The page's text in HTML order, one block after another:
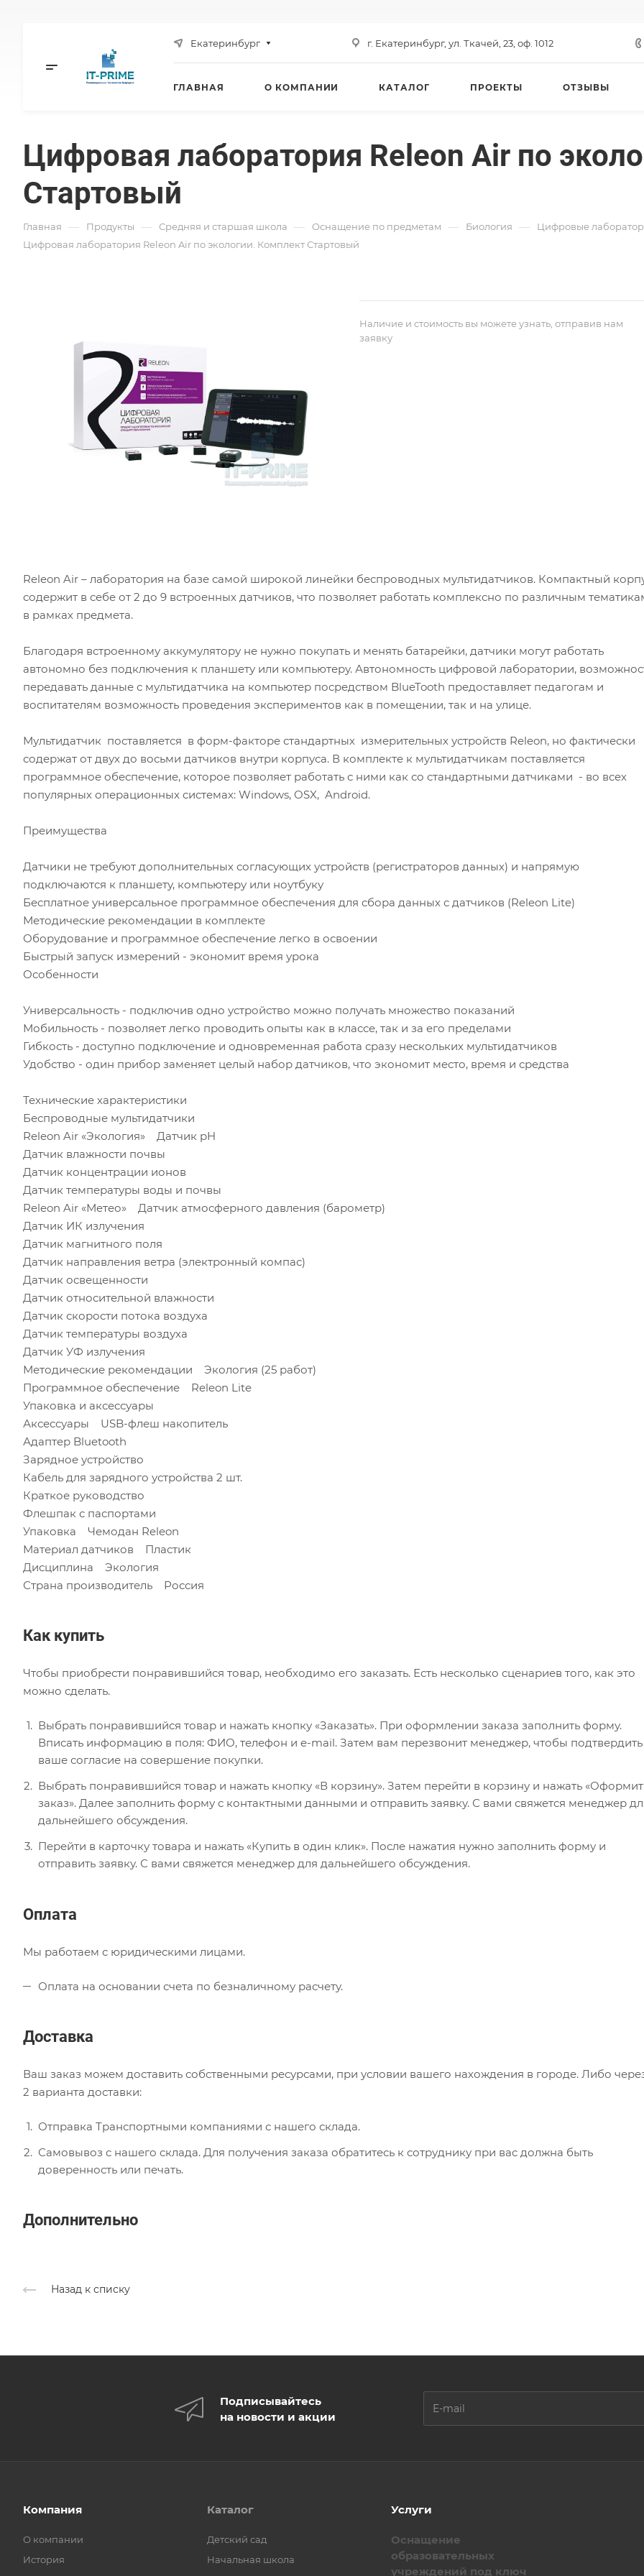
Екатеринбург г. Екатеринбург, ул. Ткачей, 23, оф. 1012
ГЛАВНАЯ О КОМПАНИИ КАТАЛОГ ПРОЕКТЫ ОТЗЫВЫ
Цифровая лаборатория Releon Air по
Стартовый
Главная — Продукты — Средняя и старшая школа — Oснащение по предметам — Биология —
Цифровые
Цифровая лаборатория Releon Air по экологии. Комплект Стартовый
Наличие и стоимость вы можете узнать, отправив нам
заявку
Releon Air – лаборатория на базе самой широкой линейки беспроводных мультидатчиков. Компактный
содержит в себе от 2 до 9 встроенных датчиков, что позволяет работать комплексно по различным
в рамках предмета.
Благодаря встроенному аккумулятору не нужно покупать и менять батарейки, датчики могут работать
автономно без подключения к планшету или компьютеру. Автономность цифровой лаборатории,
передавать данные с мультидатчика на компьютер посредством BlueTooth предоставляет педагогам и
воспитателям возможность проведения экспериментов как в помещении, так и на улице.
Мультидатчик поставляется в форм-факторе стандартных измерительных устройств Releon, но фактически
содержат от двух до восьми датчиков внутри корпуса. В комплекте к мультидатчикам поставляется
программное обеспечение, которое позволяет работать с ними как со стандартными датчиками - во всех
популярных операционных системах: Windows, OSX, Android.
Преимущества
Датчики не требуют дополнительных согласующих устройств (регистраторов данных) и напрямую
подключаются к планшету, компьютеру или ноутбуку
Бесплатное универсальное программное обеспечения для сбора данных с датчиков (Releon Lite)
Методические рекомендации в комплекте
Оборудование и программное обеспечение легко в освоении
Быстрый запуск измерений - экономит время урока
Особенности
Универсальность - подключив одно устройство можно получать множество показаний
Мобильность - позволяет легко проводить опыты как в классе, так и за его пределами
Гибкость - доступно подключение и одновременная работа сразу нескольких мультидатчиков
Удобство - один прибор заменяет целый набор датчиков, что экономит место, время и средства
Технические характеристики
Беспроводные мультидатчики
Releon Air «Экология» Датчик pH
Датчик влажности почвы
Датчик концентрации ионов
Датчик температуры воды и почвы
Releon Air «Метео» Датчик атмосферного давления (барометр)
Датчик ИК излучения
Датчик магнитного поля
Датчик направления ветра (электронный компас)
Датчик освещенности
Датчик относительной влажности
Датчик скорости потока воздуха
Датчик температуры воздуха
Датчик УФ излучения
Методические рекомендации Экология (25 работ)
Программное обеспечение Releon Lite
Упаковка и аксессуары
Аксессуары USB-флеш накопитель
Адаптер Bluetooth
Зарядное устройство
Кабель для зарядного устройства 2 шт.
Краткое руководство
Флешпак с паспортами
Упаковка Чемодан Releon
Материал датчиков Пластик
Дисциплина Экология
Страна производитель Россия
Как купить
Чтобы приобрести понравившийся товар, необходимо его заказать. Есть несколько сценариев того, как это
можно сделать.
Выбрать понравившийся товар и нажать кнопку «Заказать». При оформлении заказа заполнить форму.
Вписать информацию в поля: ФИО, телефон и e-mail. Затем вам перезвонит менеджер, чтобы подтвердить
ваше согласие на совершение покупки.
Выбрать понравившийся товар и нажать кнопку «В корзину». Затем перейти в корзину и нажать
заказ». Далее заполнить форму с контактными данными и отправить заявку. С вами свяжется менеджер
дальнейшего обсуждения.
Перейти в карточку товара и нажать «Купить в один клик». После нажатия нужно заполнить форму и
отправить заявку. С вами свяжется менеджер для дальнейшего обсуждения.
Оплата
Мы работаем с юридическими лицами.
Оплата на основании счета по безналичному расчету.
Доставка
Ваш заказ можем доставить собственными ресурсами, при условии вашего нахождения в городе. Либо
2 варианта доставки:
Отправка Транспортными компаниями с нашего склада.
Самовывоз с нашего склада. Для получения заказа обратитесь к сотруднику при вас должна быть
доверенность или печать.
Дополнительно
Назад к списку
Подписывайтесь
на новости и акции
Компания
О компании
История
Каталог
Детский сад
Начальная школа
Услуги
Оснащение
образовательных
учреждений под ключ